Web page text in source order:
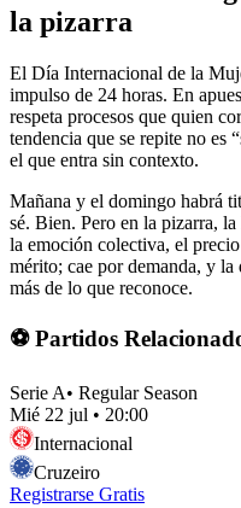
la pizarra
El Día Internacional de la
impulso de 24 horas. En
respeta procesos que quien
tendencia que se repite no es
el que entra sin contexto.
Mañana y el domingo habrá
sé. Bien. Pero en la pizarra,
la emoción colectiva, el
mérito; cae por demanda, y la
más de lo que reconoce.
⚽ Partidos
Serie A• Regular Season
Mié 22 jul • 20:00
Internacional
Cruzeiro
Registrarse Gratis